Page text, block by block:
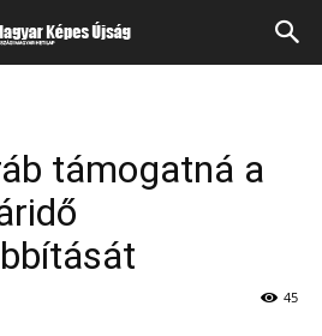
támogatná a
45